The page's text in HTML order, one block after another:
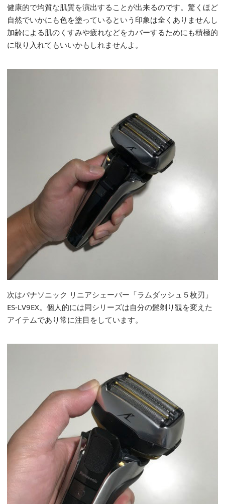
健康的で均質な肌質を演出することが出来るのです。驚くほど
自然でいかにも色を塗っているという印象は全くありませんし
加齢による肌のくすみや疲れなどをカバーするためにも積極的
に取り入れてもいいかもしれませんよ。
次はパナソニック リニアシェーバー「ラムダッシュ５枚刃」
ES-LV9EX。個人的には同シリーズは自分の髭剃り観を変えた
アイテムであり常に注目をしています。